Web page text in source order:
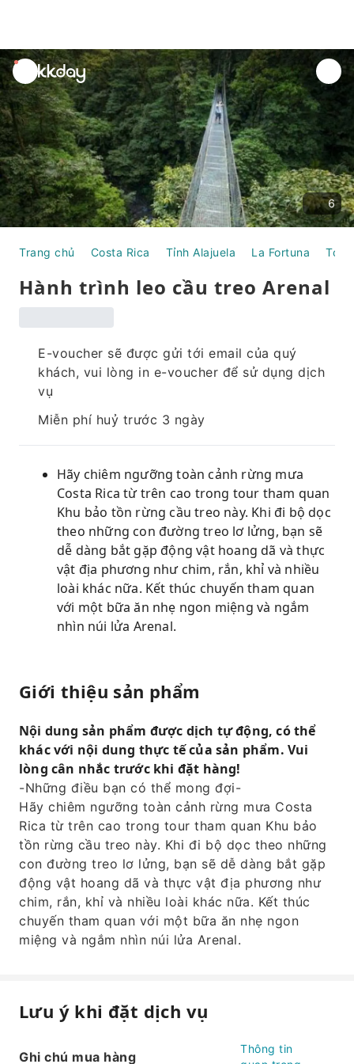
unread
notifications
6
Trang chủ Costa Rica Tỉnh Alajuela La Fortuna Tour
Hành trình leo cầu treo Arenal
E-voucher sẽ được gửi tới email của quý
khách, vui lòng in e-voucher để sử dụng dịch
vụ
Miễn phí huỷ trước 3 ngày
Hãy chiêm ngưỡng toàn cảnh rừng mưa
Costa Rica từ trên cao trong tour tham quan
Khu bảo tồn rừng cầu treo này. Khi đi bộ dọc
theo những con đường treo lơ lửng, bạn sẽ
dễ dàng bắt gặp động vật hoang dã và thực
vật địa phương như chim, rắn, khỉ và nhiều
loài khác nữa. Kết thúc chuyến tham quan
với một bữa ăn nhẹ ngon miệng và ngắm
nhìn núi lửa Arenal.
Giới thiệu sản phẩm
Nội dung sản phẩm được dịch tự động, có thể
khác với nội dung thực tế của sản phẩm. Vui
lòng cân nhắc trước khi đặt hàng!
-Những điều bạn có thể mong đợi-
Hãy chiêm ngưỡng toàn cảnh rừng mưa Costa
Rica từ trên cao trong tour tham quan Khu bảo
tồn rừng cầu treo này. Khi đi bộ dọc theo những
con đường treo lơ lửng, bạn sẽ dễ dàng bắt gặp
động vật hoang dã và thực vật địa phương như
chim, rắn, khỉ và nhiều loài khác nữa. Kết thúc
chuyến tham quan với một bữa ăn nhẹ ngon
miệng và ngắm nhìn núi lửa Arenal.
Lưu ý khi đặt dịch vụ
Ghi chú mua hàng
Thông tin